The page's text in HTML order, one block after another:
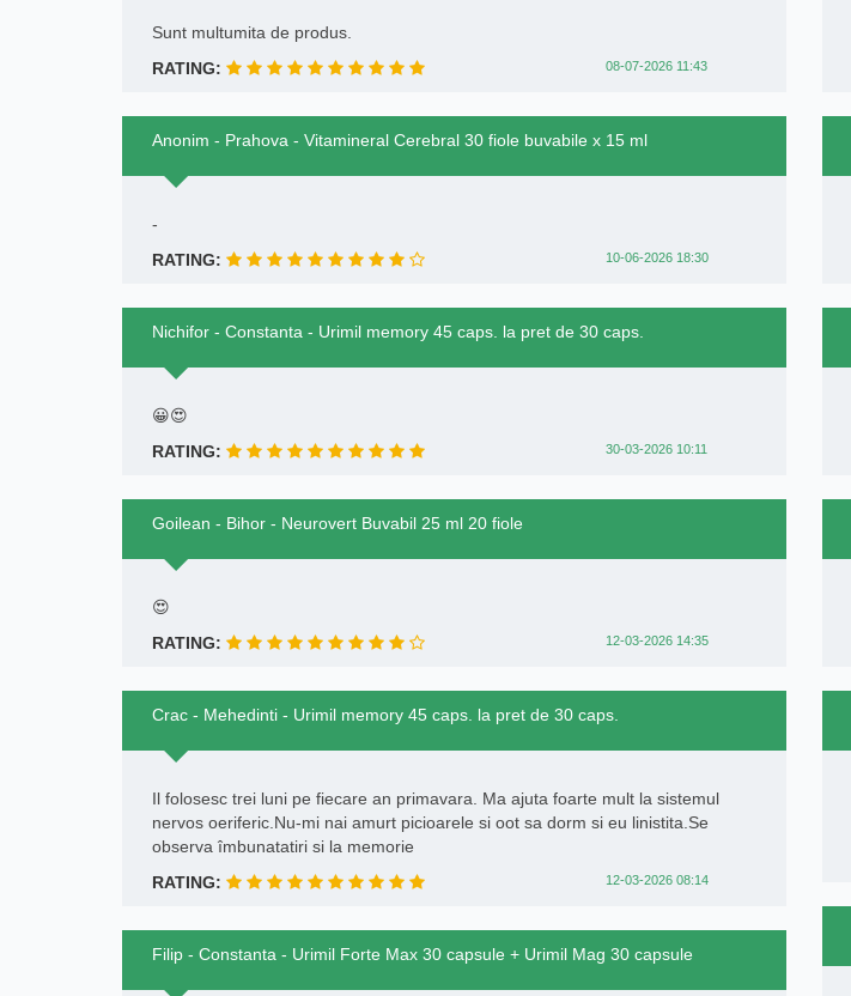
Sunt multumita de produs.
RATING:
08-07-2026 11:43
Anonim - Prahova - Vitamineral Cerebral 30 fiole buvabile x 15 ml
-
RATING:
10-06-2026 18:30
Nichifor - Constanta - Urimil memory 45 caps. la pret de 30 caps.
😀😍
RATING:
30-03-2026 10:11
Goilean - Bihor - Neurovert Buvabil 25 ml 20 fiole
😍
RATING:
12-03-2026 14:35
Crac - Mehedinti - Urimil memory 45 caps. la pret de 30 caps.
Il folosesc trei luni pe fiecare an primavara. Ma ajuta foarte mult la sistemul
nervos oeriferic.Nu-mi nai amurt picioarele si oot sa dorm si eu linistita.Se
observa îmbunatatiri si la memorie
RATING:
12-03-2026 08:14
Filip - Constanta - Urimil Forte Max 30 capsule + Urimil Mag 30 capsule